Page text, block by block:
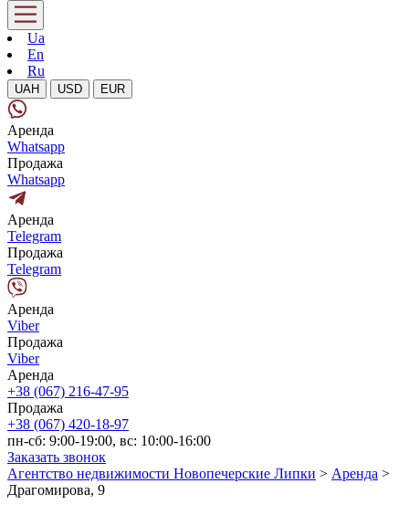
Ua
En
Ru
UAH USD EUR
Аренда
Whatsapp
Продажа
Whatsapp
Аренда
Telegram
Продажа
Telegram
Аренда
Viber
Продажа
Viber
Аренда
+38 (067) 216-47-95
Продажа
+38 (067) 420-18-97
пн-сб: 9:00-19:00, вс: 10:00-16:00
Заказать звонок
Агентство недвижимости Новопечерские Липки > Аренда >
Драгомирова, 9